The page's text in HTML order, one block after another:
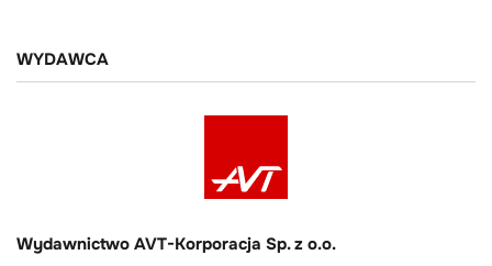
WYDAWCA
Wydawnictwo AVT-Korporacja Sp. z o.o.